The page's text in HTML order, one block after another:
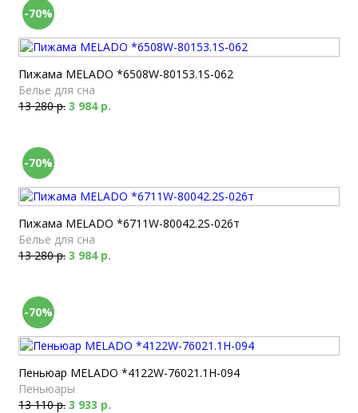
-70%
Пижама MELADO *6508W-80153.1S-062
Белье для сна
13 280 р. 3 984 р.
-70%
Пижама MELADO *6711W-80042.2S-026т
Белье для сна
13 280 р. 3 984 р.
-70%
Пеньюар MELADO *4122W-76021.1H-094
Пеньюары
13 110 р. 3 933 р.